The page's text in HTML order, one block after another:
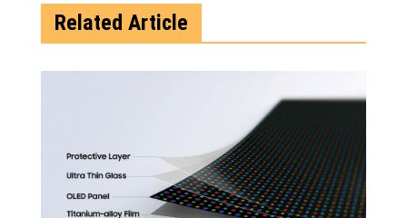
Related Article